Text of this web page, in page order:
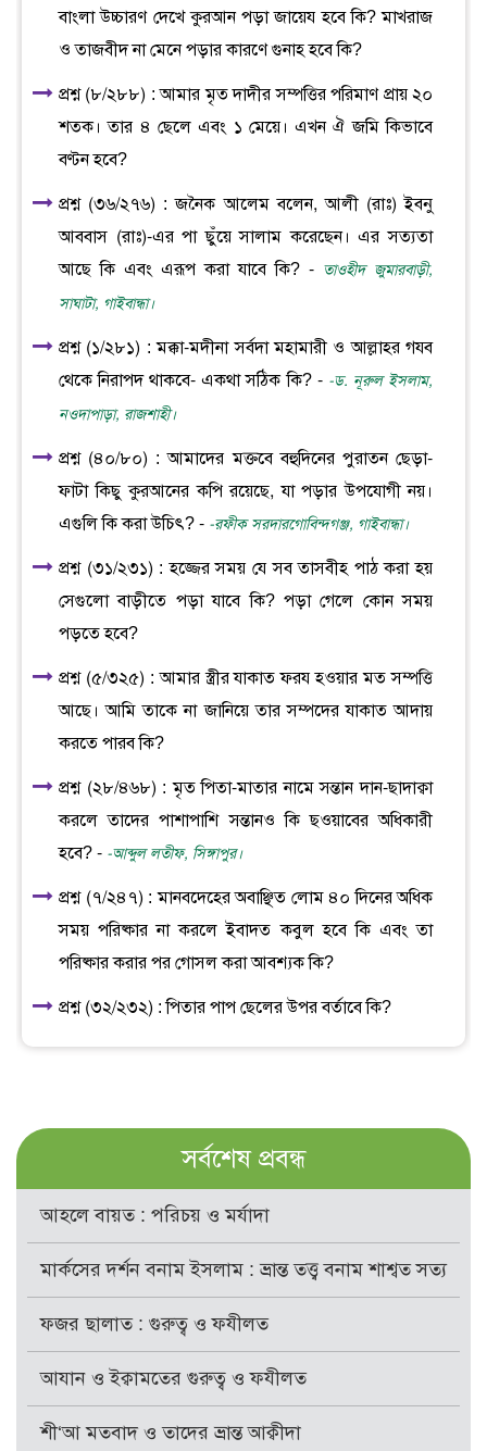
বাংলা উচ্চারণ দেখে কুরআন পড়া জায়েয হবে কি? মাখরাজ
ও তাজবীদ না মেনে পড়ার কারণে গুনাহ হবে কি?
প্রশ্ন (৮/২৮৮) : আমার মৃত দাদীর সম্পত্তির পরিমাণ প্রায় ২০
শতক। তার ৪ ছেলে এবং ১ মেয়ে। এখন ঐ জমি কিভাবে
বণ্টন হবে?
প্রশ্ন (৩৬/২৭৬) : জনৈক আলেম বলেন, আলী (রাঃ) ইবনু
আববাস (রাঃ)-এর পা ছুঁয়ে সালাম করেছেন। এর সত্যতা
আছে কি এবং এরূপ করা যাবে কি? - তাওহীদ জুমারবাড়ী,
সাঘাটা, গাইবান্ধা।
প্রশ্ন (১/২৮১) : মক্কা-মদীনা সর্বদা মহামারী ও আল্লাহর গযব
থেকে নিরাপদ থাকবে- একথা সঠিক কি? - -ড. নূরুল ইসলাম,
নওদাপাড়া, রাজশাহী।
প্রশ্ন (৪০/৮০) : আমাদের মক্তবে বহুদিনের পুরাতন ছেড়া-
ফাটা কিছু কুরআনের কপি রয়েছে, যা পড়ার উপযোগী নয়।
এগুলি কি করা উচিৎ? - -রফীক সরদারগোবিন্দগঞ্জ, গাইবান্ধা।
প্রশ্ন (৩১/২৩১) : হজ্জের সময় যে সব তাসবীহ পাঠ করা হয়
সেগুলো বাড়ীতে পড়া যাবে কি? পড়া গেলে কোন সময়
পড়তে হবে?
প্রশ্ন (৫/৩২৫) : আমার স্ত্রীর যাকাত ফরয হওয়ার মত সম্পত্তি
আছে। আমি তাকে না জানিয়ে তার সম্পদের যাকাত আদায়
করতে পারব কি?
প্রশ্ন (২৮/৪৬৮) : মৃত পিতা-মাতার নামে সন্তান দান-ছাদাক্বা
করলে তাদের পাশাপাশি সন্তানও কি ছওয়াবের অধিকারী
হবে? - -আব্দুল লতীফ, সিঙ্গাপুর।
প্রশ্ন (৭/২৪৭) : মানবদেহের অবাঞ্ছিত লোম ৪০ দিনের অধিক
সময় পরিষ্কার না করলে ইবাদত কবুল হবে কি এবং তা
পরিষ্কার করার পর গোসল করা আবশ্যক কি?
প্রশ্ন (৩২/২৩২) : পিতার পাপ ছেলের উপর বর্তাবে কি?
সর্বশেষ প্রবন্ধ
আহলে বায়ত : পরিচয় ও মর্যাদা
মার্কসের দর্শন বনাম ইসলাম : ভ্রান্ত তত্ত্ব বনাম শাশ্বত সত্য
ফজর ছালাত : গুরুত্ব ও ফযীলত
আযান ও ইক্বামতের গুরুত্ব ও ফযীলত
শী‘আ মতবাদ ও তাদের ভ্রান্ত আক্বীদা